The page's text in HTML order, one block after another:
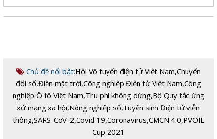
Chủ đề nổi bật:Hội Vô tuyến điện tử Việt Nam,Chuyển
đổi số,Điện mặt trời,Công nghiệp Điện tử Việt Nam,Công
nghiệp Ô tô Việt Nam,Thu phí không dừng,Bộ Quy tắc ứng
xử mạng xã hội,Nông nghiệp số,Tuyển sinh Điện tử viễn
thông,SARS-CoV-2,Covid 19,Coronavirus,CMCN 4.0,PVOIL
Cup 2021